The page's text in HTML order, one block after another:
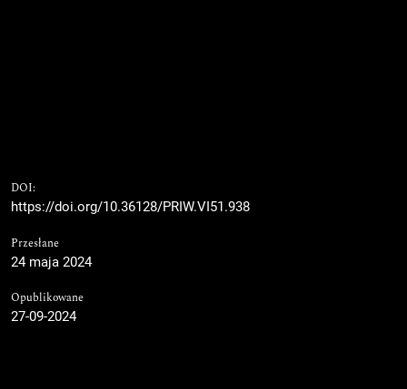
DOI:
https://doi.org/10.36128/PRIW.VI51.938
Przesłane
24 maja 2024
Opublikowane
27-09-2024